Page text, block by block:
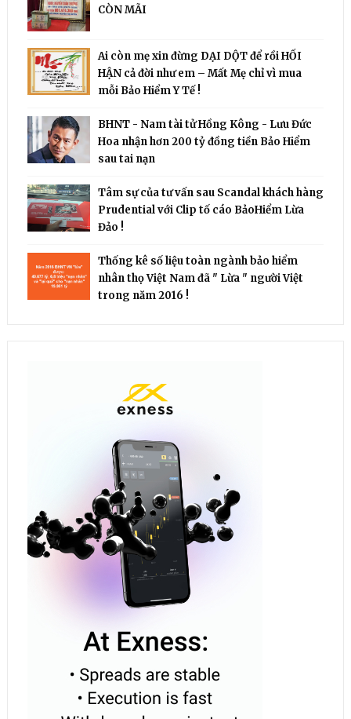
CÒN MÃI
Ai còn mẹ xin đừng DẠI DỘT để rồi HỐI
HẬN cả đời như em – Mất Mẹ chỉ vì mua
mỗi Bảo Hiểm Y Tế !
BHNT - Nam tài tử Hồng Kông - Lưu Đức
Hoa nhận hơn 200 tỷ đồng tiền Bảo Hiểm
sau tai nạn
Tâm sự của tư vấn sau Scandal khách hàng
Prudential với Clip tố cáo BảoHiểm Lừa
Đảo !
Thống kê số liệu toàn ngành bảo hiểm
nhân thọ Việt Nam đã " Lừa " người Việt
trong năm 2016 !